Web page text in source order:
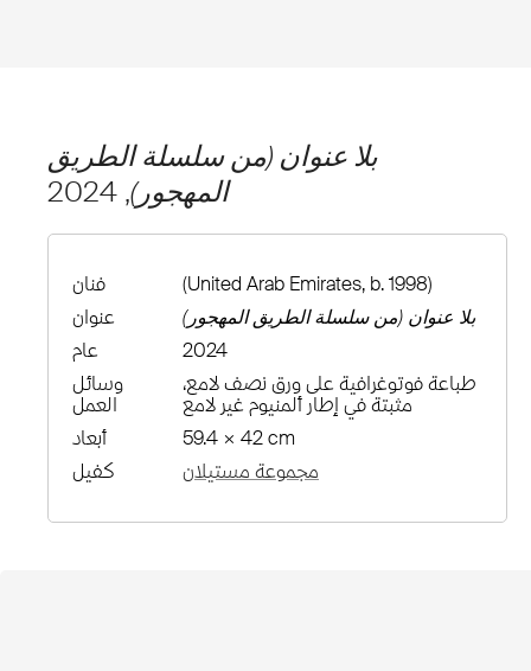
بلا عنوان (من سلسلة الطريق
المهجور), 2024
فنان
(United Arab Emirates, b. 1998)
عنوان
بلا عنوان (من سلسلة الطريق المهجور)
عام
2024
وسائل
العمل
طباعة فوتوغرافية على ورق نصف لامع،
مثبتة في إطار ألمنيوم غير لامع
أبعاد
59.4 × 42 cm
كفيل
مجموعة مستيلان